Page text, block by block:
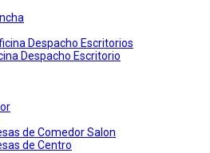
Despacho Escritorios
Despacho Escritorio
de Comedor Salon
de Centro